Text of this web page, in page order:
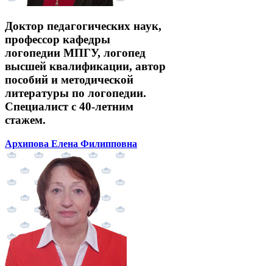
Доктор педагогических наук,
профессор кафедры
логопедии МПГУ, логопед
высшей квалификации, автор
пособий и методической
литературы по логопедии.
Специалист с 40-летним
стажем.
Архипова Елена Филипповна